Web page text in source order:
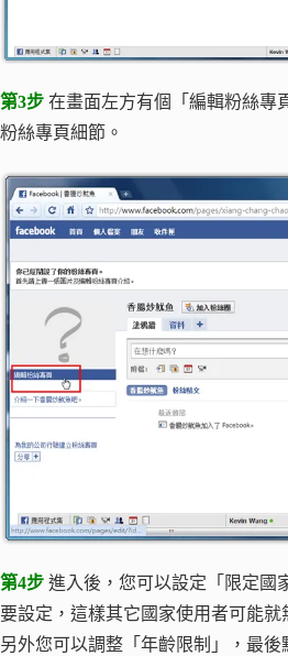
第3步 在畫面左方有個「編輯粉絲專
粉絲專頁細節。
第4步 進入後，您可以設定「限定國
要設定，這樣其它國家使用者可能就
另外您可以調整「年齡限制」，最後